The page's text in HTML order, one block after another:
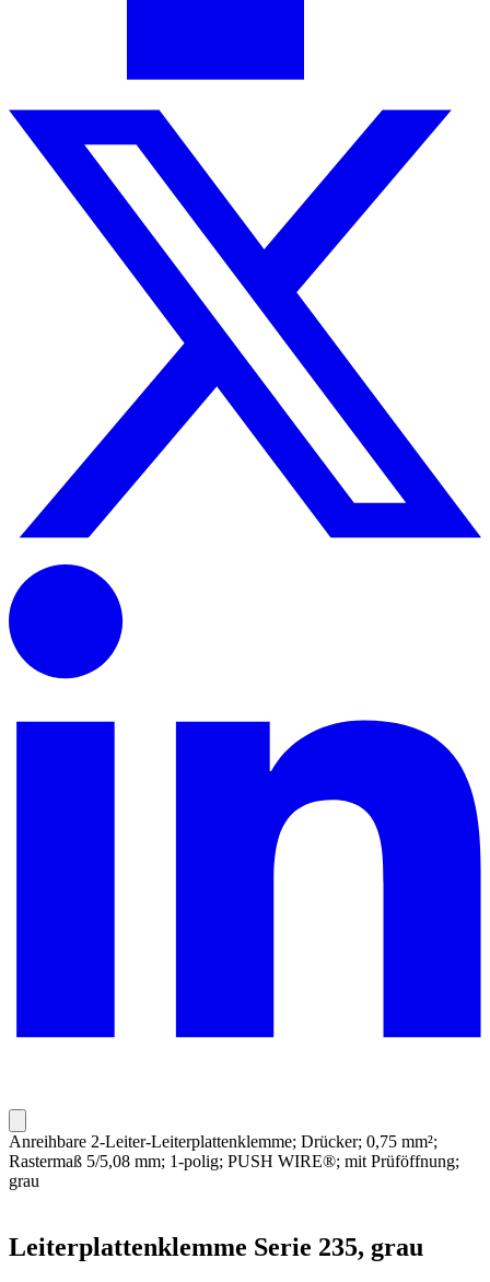
Anreihbare 2-Leiter-Leiterplattenklemme; Drücker; 0,75 mm²;
Rastermaß 5/5,08 mm; 1-polig; PUSH WIRE®; mit Prüföffnung;
grau
Leiterplattenklemme Serie 235, grau